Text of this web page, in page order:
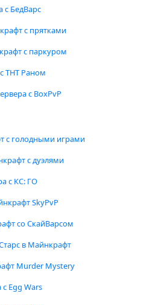
с БедВарс
с прятками
с паркуром
ТНТ Раном
с BoxPvP
с голодными играми
с дуэлями
с КС: ГО
SkyPvP
со СкайВарсом
в Майнкрафт
Murder Mystery
Egg Wars